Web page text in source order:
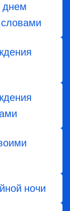
днем
ночи